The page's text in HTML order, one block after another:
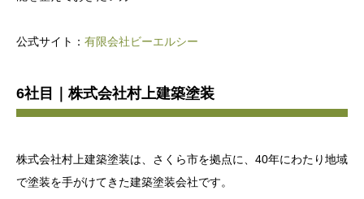
公式サイト： 有限会社ビーエルシー
6社目｜株式会社村上建築塗装
株式会社村上建築塗装は、さくら市を拠点に、40年にわたり地域
で塗装を手がけてきた建築塗装会社です。